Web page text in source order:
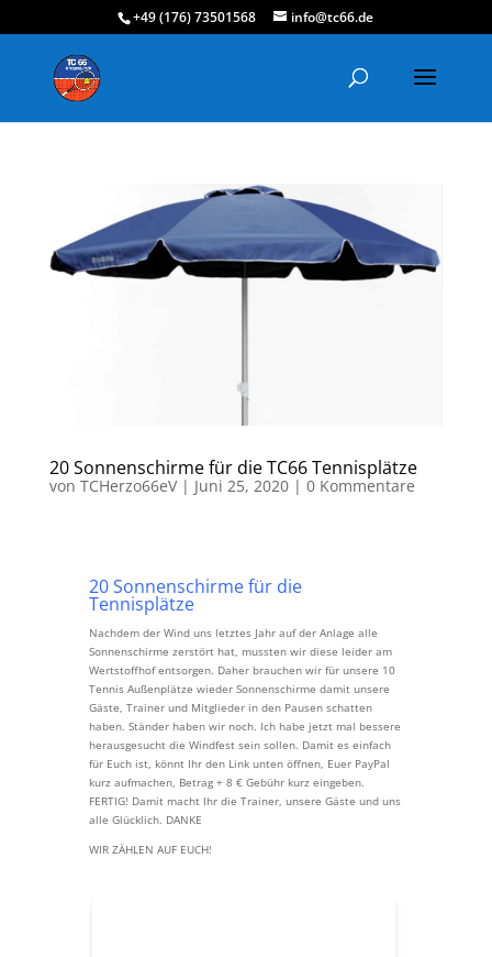
+49 (176) 73501568 info@tc66.de
20 Sonnenschirme für die TC66 Tennisplätze
von TCHerzo66eV| Juni 25, 2020| 0 Kommentare
20 Sonnenschirme für die
Tennisplätze
Nachdem der Wind uns letztes Jahr auf der Anlage alle
Sonnenschirme zerstört hat, mussten wir diese leider am
Wertstoffhof entsorgen. Daher brauchen wir für unsere 10
Tennis Außenplätze wieder Sonnenschirme damit unsere
Gäste, Trainer und Mitglieder in den Pausen schatten
haben. Ständer haben wir noch. Ich habe jetzt mal bessere
herausgesucht die Windfest sein sollen. Damit es einfach
für Euch ist, könnt Ihr den Link unten öffnen, Euer PayPal
kurz aufmachen, Betrag + 8 € Gebühr kurz eingeben.
FERTIG! Damit macht Ihr die Trainer, unsere Gäste und uns
alle Glücklich. DANKE
WIR ZÄHLEN AUF EUCH!